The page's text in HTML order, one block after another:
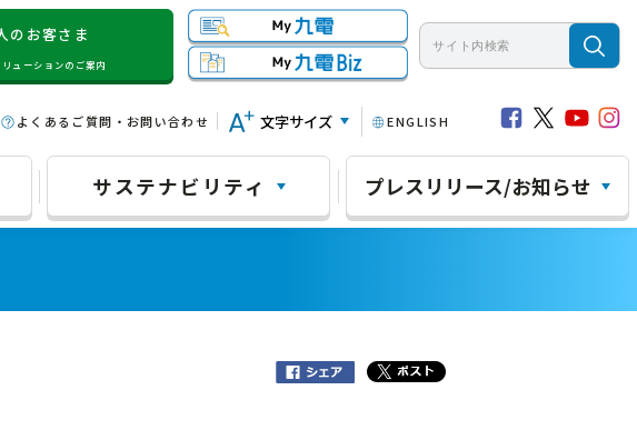
のお客さま
ューションのご案内
よくあるご質問・お問い合わせ 文字サイズ ENGLISH
サステナビリティ プレスリリース/お知らせ